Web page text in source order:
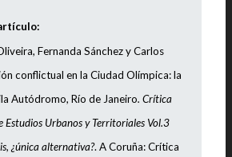
Fernanda Sánchez y Carlos
conflictual en la Ciudad Olímpica: la
Autódromo, Río de Janeiro. Crítica
Estudios Urbanos y Territoriales Vol.3
¿única alternativa?. A Coruña: Crítica